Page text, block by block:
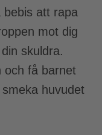
bebis att rapa
mot dig
skuldra.
och få barnet
huvudet